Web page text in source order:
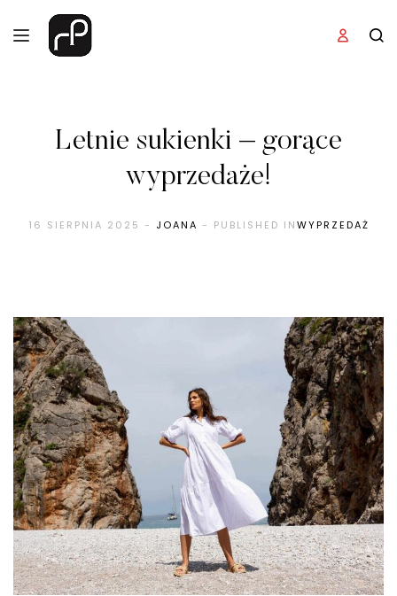
Letnie sukienki – gorące
wyprzedaże!
16 SIERPNIA 2025 - JOANA - PUBLISHED INWYPRZEDAŻ